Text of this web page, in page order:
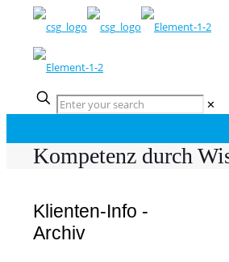
✕
Kompetenz durch
Klienten-Info -
Archiv